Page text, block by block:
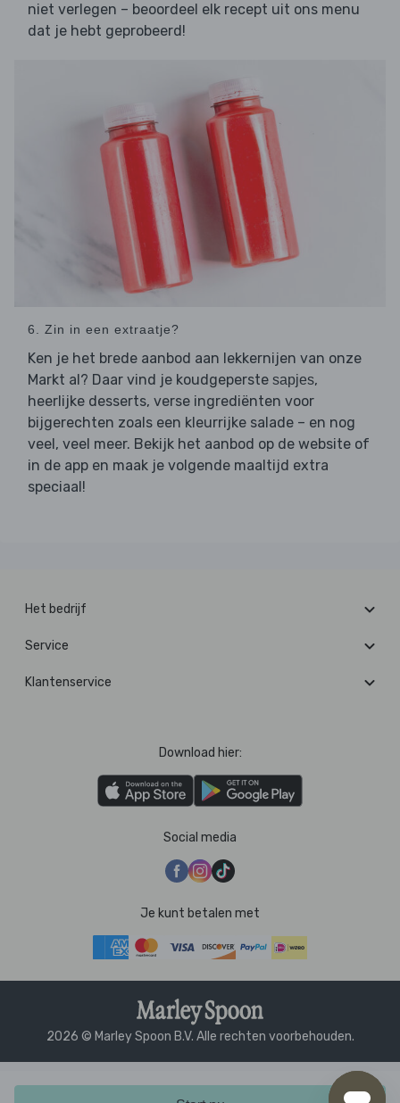
niet verlegen – beoordeel elk recept uit ons menu
dat je hebt geprobeerd!
6. Zin in een extraatje?
Ken je het brede aanbod aan lekkernijen van onze
Markt al? Daar vind je koudgeperste sapjes,
heerlijke desserts, verse ingrediënten voor
bijgerechten zoals een kleurrijke salade – en nog
veel, veel meer. Bekijk het aanbod op de website of
in de app en maak je volgende maaltijd extra
speciaal!
Het bedrijf
Service
Klantenservice
Download hier:
Social media
Je kunt betalen met
2026 © Marley Spoon B.V. Alle rechten voorbehouden.